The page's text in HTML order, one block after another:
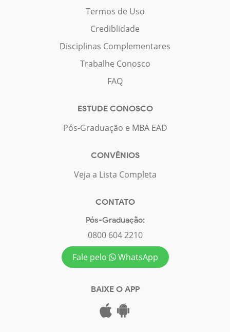
Termos de Uso
Crediblidade
Disciplinas Complementares
Trabalhe Conosco
FAQ
ESTUDE CONOSCO
Pós-Graduação e MBA EAD
CONVÊNIOS
Veja a Lista Completa
CONTATO
Pós-Graduação:
0800 604 2210
Fale pelo
WhatsApp
BAIXE O APP